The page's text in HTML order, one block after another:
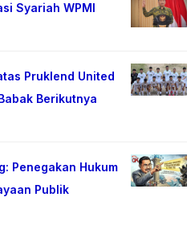
Syariah WPMI
Pruklend United
Berikutnya
Penegakan Hukum
Publik